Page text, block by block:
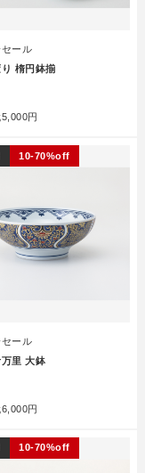
ール
楕円鉢揃
5,000円
ール
里 大鉢
6,000円
10-70%off
10-70%off